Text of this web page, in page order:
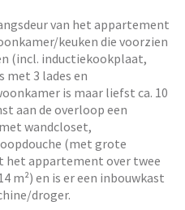
van het appartement
keuken die voorzien
(incl. inductiekookplaat,
met 3 lades en
is maar liefst ca. 10
aan de overloop een
wandcloset,
(met grote
het appartement over twee
m²) en is er een inbouwkast
droger.